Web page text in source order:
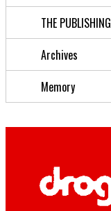
THE PUBLISHING
Archives
Memory